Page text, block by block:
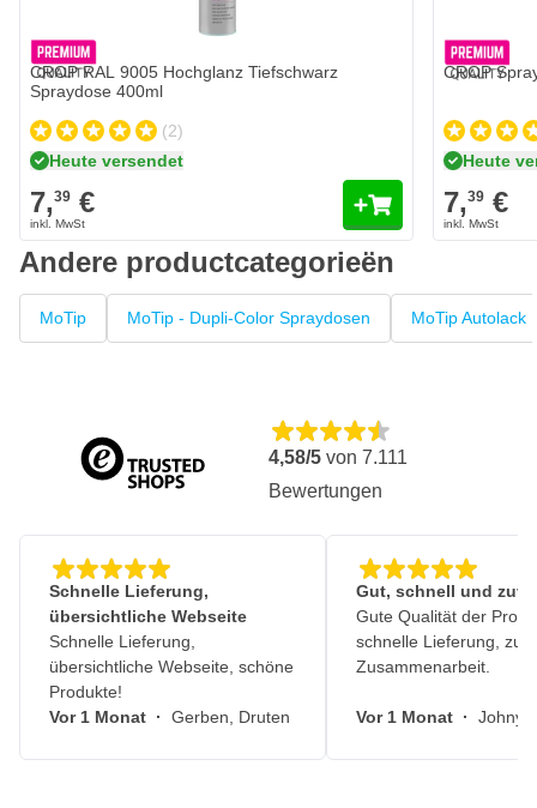
CROP RAL 9005 Hochglanz Tiefschwarz
Spraydose 400ml
(2)
Heute versendet
7,39 €
CROP
Heute
7,39 €
Andere productcategorieën
MoTip MoTip - Dupli-Color Spraydosen MoTip Autolack
4,58/5 von 7.111
Bewertungen
Schnelle Lieferung,
übersichtliche Webseite
Schnelle Lieferung,
übersichtliche Webseite, schöne
Produkte!
Vor 1 Monat · Gerben, Druten
Gut, schnell und
Gute Qualität der
schnelle Lieferung,
Zusammenarbeit.
Vor 1 Monat · Johny,